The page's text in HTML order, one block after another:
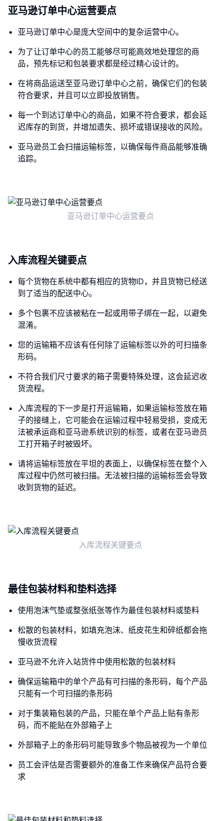
亚马逊订单中心运营要点
亚马逊订单中心是庞大空间中的复杂运营中心。
为了让订单中心的员工能够尽可能高效地处理您的商
品，预先标记和包装要求都是经过精心设计的。
在将商品运送至亚马逊订单中心之前，确保它们的包装
符合要求，并且可以立即投放销售。
每一个到达订单中心的商品，如果不符合要求，都会延
迟库存的到货，并增加遗失、损坏或错误接收的风险。
亚马逊员工会扫描运输标签，以确保每件商品能够准确
追踪。
亚马逊订单中心运营要点
入库流程关键要点
每个货物在系统中都有相应的货物ID，并且货物已经送
到了适当的配送中心。
多个包裹不应该被粘在一起或用带子绑在一起，以避免
混淆。
您的运输箱不应该有任何除了运输标签以外的可扫描条
形码。
不符合我们尺寸要求的箱子需要特殊处理，这会延迟收
货流程。
入库流程的下一步是打开运输箱，如果运输标签放在箱
子的接缝上，它可能会在运输过程中轻易受损，变成无
法被承运商和亚马逊系统识别的标签，或者在亚马逊员
工打开箱子时被毁坏。
请将运输标签放在平坦的表面上，以确保标签在整个入
库过程中仍然可被扫描。无法被扫描的运输标签会导致
收到货物的延迟。
入库流程关键要点
最佳包装材料和垫料选择
使用泡沫气垫或整张纸张等作为最佳包装材料或垫料
松散的包装材料，如填充泡沫、纸皮花生和碎纸都会拖
慢收货流程
亚马逊不允许入站货件中使用松散的包装材料
确保运输箱中的单个产品有可扫描的条形码，每个产品
只能有一个可扫描的条形码
对于集装箱包装的产品，只能在单个产品上贴有条形
码，而不能贴在外部箱子上
外部箱子上的条形码可能导致多个物品被视为一个单位
员工会评估是否需要额外的准备工作来确保产品符合要
求